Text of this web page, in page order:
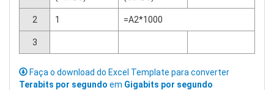
2 1 =A2*1000
3
Faça o download do Excel Template para converter
Terabits por segundo em Gigabits por segundo